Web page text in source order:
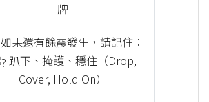
牌
如果還有餘震發生，請記住：
趴下、掩護、穩住（Drop,
Cover, Hold On）